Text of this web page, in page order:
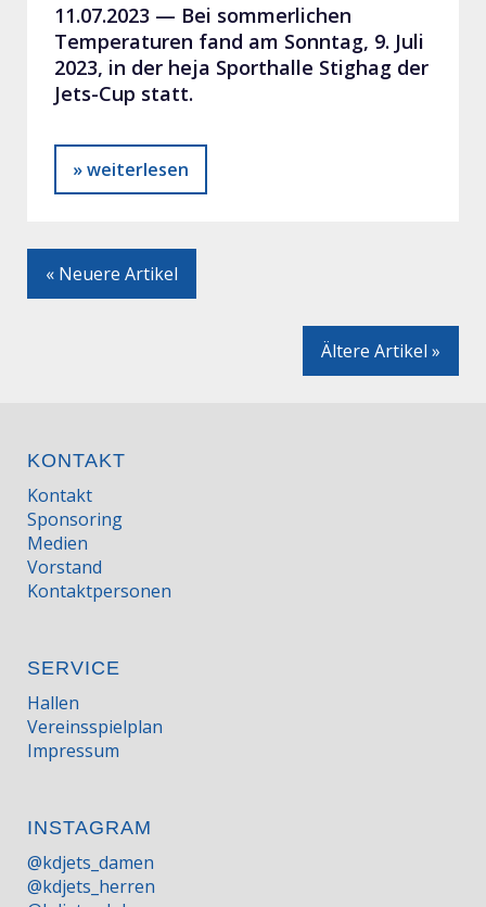
11.07.2023 — Bei sommerlichen
Temperaturen fand am Sonntag, 9. Juli
2023, in der heja Sporthalle Stighag der
Jets-Cup statt.
» weiterlesen
« Neuere Artikel
Ältere Artikel »
KONTAKT
Kontakt
Sponsoring
Medien
Vorstand
Kontaktpersonen
SERVICE
Hallen
Vereinsspielplan
Impressum
INSTAGRAM
@kdjets_damen
@kdjets_herren